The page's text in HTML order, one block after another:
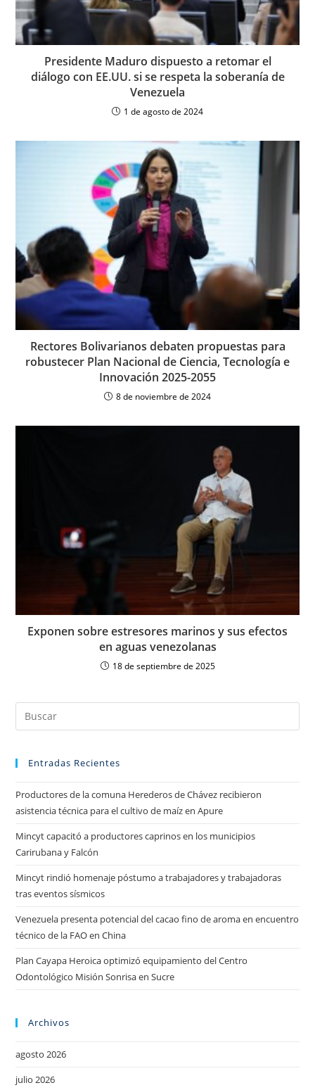
Presidente Maduro dispuesto a retomar el
diálogo con EE.UU. si se respeta la soberanía de
Venezuela
1 de agosto de 2024
Rectores Bolivarianos debaten propuestas para
robustecer Plan Nacional de Ciencia, Tecnología e
Innovación 2025-2055
8 de noviembre de 2024
Exponen sobre estresores marinos y sus efectos
en aguas venezolanas
18 de septiembre de 2025
Entradas Recientes
Productores de la comuna Herederos de Chávez recibieron
asistencia técnica para el cultivo de maíz en Apure
Mincyt capacitó a productores caprinos en los municipios
Carirubana y Falcón
Mincyt rindió homenaje póstumo a trabajadores y trabajadoras
tras eventos sísmicos
Venezuela presenta potencial del cacao fino de aroma en encuentro
técnico de la FAO en China
Plan Cayapa Heroica optimizó equipamiento del Centro
Odontológico Misión Sonrisa en Sucre
Archivos
agosto 2026
julio 2026